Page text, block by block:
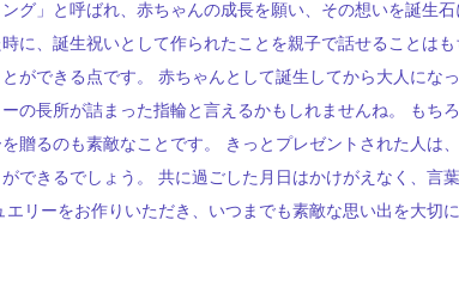
グ」と呼ばれ、赤ちゃんの成長を願い、その想いを誕生
に、誕生祝いとして作られたことを親子で話せることは
ができる点です。 赤ちゃんとして誕生してから大人にな
の長所が詰まった指輪と言えるかもしれませんね。 もち
贈るのも素敵なことです。 きっとプレゼントされた人は
できるでしょう。 共に過ごした月日はかけがえなく、言
リーをお作りいただき、いつまでも素敵な思い出を大切